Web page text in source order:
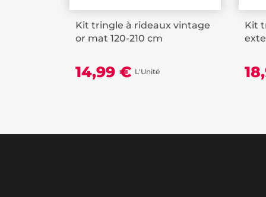
Kit tringle à rideaux vintage
or mat 120-210 cm
14,99 € L'Unité
Kit